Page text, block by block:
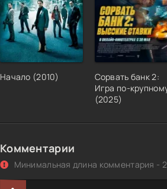
Начало (2010)
Сорвать банк 2:
Игра по-
(2025)
Комментарии
Минимальная длина комментария -